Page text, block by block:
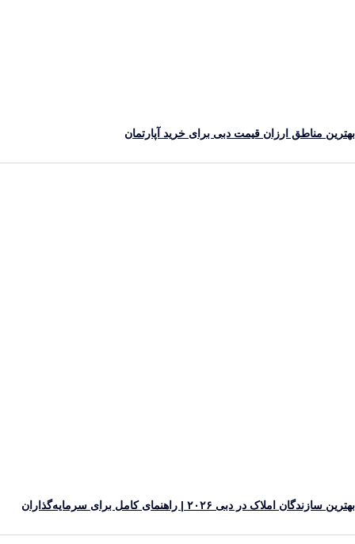
مناطق ارزان قیمت دبی برای خرید آپارتمان
سازندگان املاک در دبی ۲۰۲۶ | راهنمای کامل برای سرمایه‌گذاران